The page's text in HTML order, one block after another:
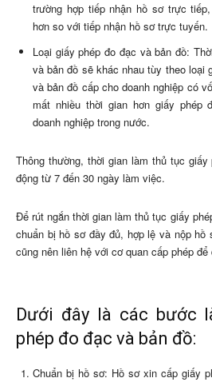
trường hợp tiếp nhận hồ sơ trực
hơn so với tiếp nhận hồ sơ trực tuyến.
Loại giấy phép đo đạc và bản đồ:
và bản đồ sẽ khác nhau tùy theo loại
và bản đồ cấp cho doanh nghiệp có
mất nhiều thời gian hơn giấy phép
doanh nghiệp trong nước.
Thông thường, thời gian làm thủ tục
động từ 7 đến 30 ngày làm việc.
Để rút ngắn thời gian làm thủ tục giấy
chuẩn bị hồ sơ đầy đủ, hợp lệ và nộp hồ
cũng nên liên hệ với cơ quan cấp phép
Dưới đây là các bước
phép đo đạc và bản đồ:
Chuẩn bị hồ sơ: Hồ sơ xin cấp giấy